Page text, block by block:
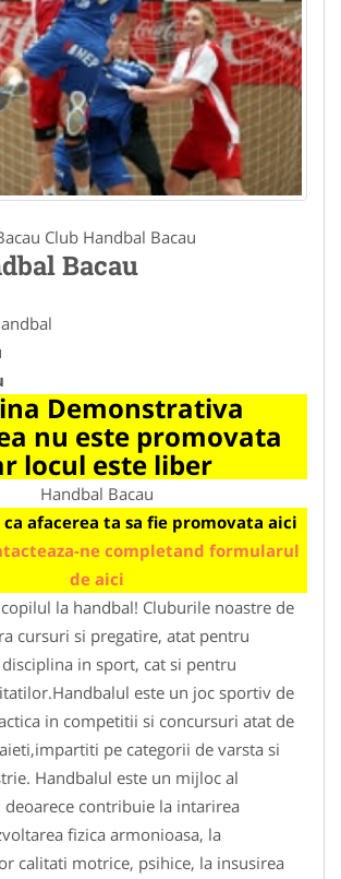
Club Handbal Bacau
Bacau
Demonstrativa
nu este promovata
locul este liber
Handbal Bacau
afacerea ta sa fie promovata aici
ne completand formularul
de aici
la handbal! Cluburile noastre de
cursuri si pregatire, atat pentru
in sport, cat si pentru
este un joc sportiv de
in competitii si concursuri atat de
pe categorii de varsta si
Handbalul este un mijloc al
deoarece contribuie la intarirea
fizica armonioasa, la
calitati motrice, psihice, la insusirea